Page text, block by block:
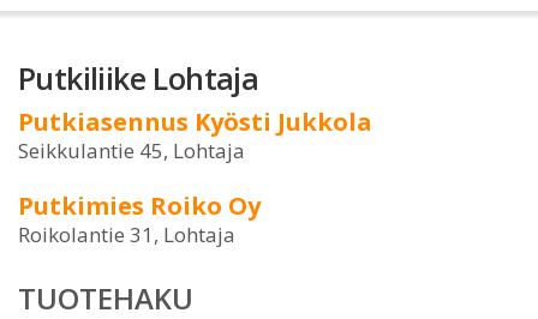
Putkiliike Lohtaja
Putkiasennus Kyösti Jukkola
Seikkulantie 45, Lohtaja
Putkimies Roiko Oy
Roikolantie 31, Lohtaja
TUOTEHAKU